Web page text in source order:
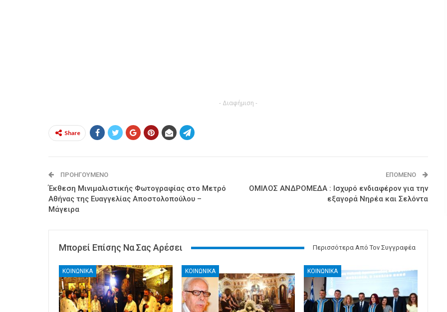
- Διαφήμιση -
Share
ΠΡΟΗΓΟΎΜΕΝΟ
Έκθεση Μινιμαλιστικής Φωτογραφίας στο Μετρό
Αθήνας της Ευαγγελίας Αποστολοπούλου –
Μάγειρα
ΕΠΌΜΕΝΟ
ΟΜΙΛΟΣ ΑΝΔΡΟΜΕΔΑ : Ισχυρό ενδιαφέρον για την
εξαγορά Νηρέα και Σελόντα
Μπορεί Επίσης Να Σας Αρέσει Περισσότερα Από Τον Συγγραφέα
ΚΟΙΝΩΝΙΚΑ ΚΟΙΝΩΝΙΚΑ ΚΟΙΝΩΝΙΚΑ